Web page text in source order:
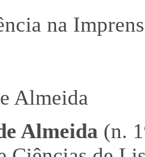
na
Almeida
Almeida (n.